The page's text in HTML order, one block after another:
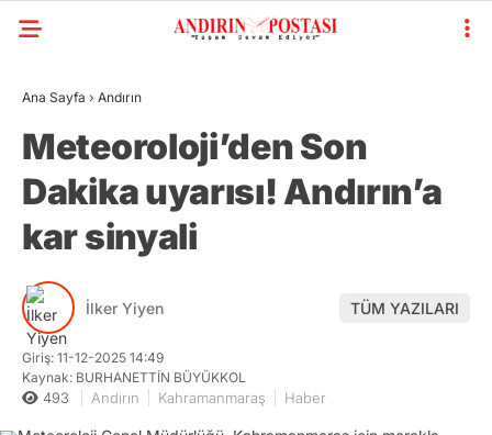
Ana Sayfa › Andırın
Meteoroloji’den Son
Dakika uyarısı! Andırın’a
kar sinyali
İlker Yiyen TÜM YAZILARI
Giriş: 11-12-2025 14:49
Kaynak: BURHANETTİN BÜYÜKKOL
493 Andırın Kahramanmaraş Haber